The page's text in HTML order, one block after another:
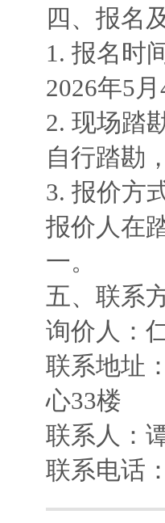
四、报名
1. 报名时
2026年5
2. 现场踏
自行踏勘
3. 报价方
报价人在
一。
五、联系
询价人：
联系地址
心33楼
联系人：
联系电话